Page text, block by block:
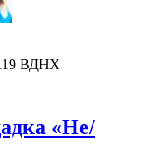
ВДНХ
«Не/